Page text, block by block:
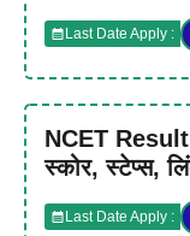
Last Date Apply :
NCET Result
स्कोर, स्टेप्स,
Last Date Apply :